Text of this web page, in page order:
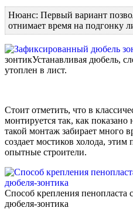
Нюанс: Первый вариант
отнимает время на подгонку
зонтикУстанавливая дюбель,
утоплен в лист.
Стоит отметить, что в
монтируется так, как
такой монтаж забирает много
создает мостиков холода,
опытные строители.
Способ крепления
дюбеля-зонтика